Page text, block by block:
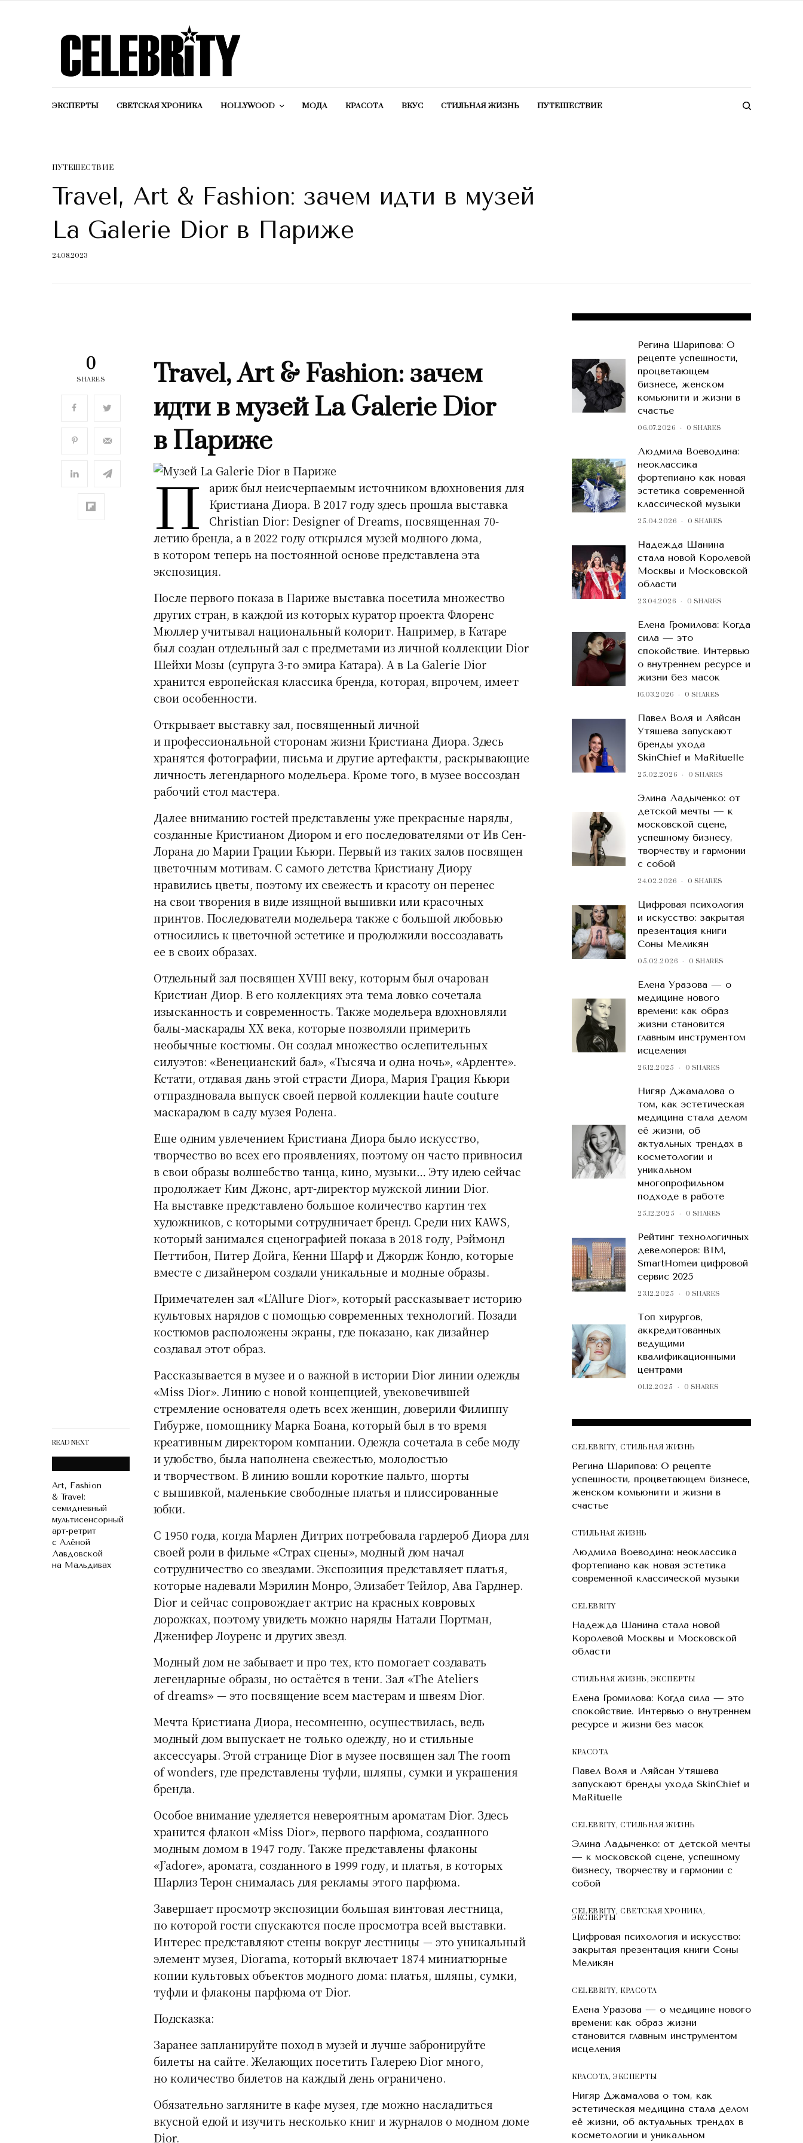
ЭКСПЕРТЫ СВЕТСКАЯ ХРОНИКА HOLLYWOOD МОДА КРАСОТA ВКУС СТИЛЬНАЯ ЖИЗНЬ ПУТЕШЕСТВИЕ
ПУТЕШЕСТВИЕ
Travel, Art & Fashion: зачем идти в музей
La Galerie Dior в Париже
24.08.2023
0
SHARES
READ NEXT
Art, Fashion
& Travel:
семидневный
мультисенсорный
арт-ретрит
с Алёной
Лавдовской
на Мальдивах
Travel, Art & Fashion: зачем
идти в музей La Galerie Dior
в Париже
П
ариж был неисчерпаемым источником вдохновения для
Кристиана Диора. В 2017 году здесь прошла выставка
Christian Dior: Designer of Dreams, посвященная 70-
летию бренда, а в 2022 году открылся музей модного дома,
в котором теперь на постоянной основе представлена эта
экспозиция.
После первого показа в Париже выставка посетила множество
других стран, в каждой из которых куратор проекта Флоренс
Мюллер учитывал национальный колорит. Например, в Катаре
был создан отдельный зал с предметами из личной коллекции Dior
Шейхи Мозы (супруга 3-го эмира Катара). А в La Galerie Dior
хранится европейская классика бренда, которая, впрочем, имеет
свои особенности.
Открывает выставку зал, посвященный личной
и профессиональной сторонам жизни Кристиана Диора. Здесь
хранятся фотографии, письма и другие артефакты, раскрывающие
личность легендарного модельера. Кроме того, в музее воссоздан
рабочий стол мастера.
Далее вниманию гостей представлены уже прекрасные наряды,
созданные Кристианом Диором и его последователями от Ив Сен-
Лорана до Марии Грации Кьюри. Первый из таких залов посвящен
цветочным мотивам. С самого детства Кристиану Диору
нравились цветы, поэтому их свежесть и красоту он перенес
на свои творения в виде изящной вышивки или красочных
принтов. Последователи модельера также с большой любовью
относились к цветочной эстетике и продолжили воссоздавать
ее в своих образах.
Отдельный зал посвящен XVIII веку, которым был очарован
Кристиан Диор. В его коллекциях эта тема ловко сочетала
изысканность и современность. Также модельера вдохновляли
балы-маскарады XX века, которые позволяли примерить
необычные костюмы. Он создал множество ослепительных
силуэтов: «Венецианский бал», «Тысяча и одна ночь», «Арденте».
Кстати, отдавая дань этой страсти Диора, Мария Грация Кьюри
отпраздновала выпуск своей первой коллекции haute couture
маскарадом в саду музея Родена.
Еще одним увлечением Кристиана Диора было искусство,
творчество во всех его проявлениях, поэтому он часто привносил
в свои образы волшебство танца, кино, музыки… Эту идею сейчас
продолжает Ким Джонс, арт-директор мужской линии Dior.
На выставке представлено большое количество картин тех
художников, с которыми сотрудничает бренд. Среди них KAWS,
который занимался сценографией показа в 2018 году, Рэймонд
Петтибон, Питер Дойга, Кенни Шарф и Джордж Кондо, которые
вместе с дизайнером создали уникальные и модные образы.
Примечателен зал «L’Allure Dior», который рассказывает историю
культовых нарядов с помощью современных технологий. Позади
костюмов расположены экраны, где показано, как дизайнер
создавал этот образ.
Рассказывается в музее и о важной в истории Dior линии одежды
«Miss Dior». Линию с новой концепцией, увековечившей
стремление основателя одеть всех женщин, доверили Филиппу
Гибурже, помощнику Марка Боана, который был в то время
креативным директором компании. Одежда сочетала в себе моду
и удобство, была наполнена свежестью, молодостью
и творчеством. В линию вошли короткие пальто, шорты
с вышивкой, маленькие свободные платья и плиссированные
юбки.
С 1950 года, когда Марлен Дитрих потребовала гардероб Диора для
своей роли в фильме «Страх сцены», модный дом начал
сотрудничество со звездами. Экспозиция представляет платья,
которые надевали Мэрилин Монро, Элизабет Тейлор, Ава Гарднер.
Dior и сейчас сопровождает актрис на красных ковровых
дорожках, поэтому увидеть можно наряды Натали Портман,
Дженифер Лоуренс и других звезд.
Модный дом не забывает и про тех, кто помогает создавать
легендарные образы, но остаётся в тени. Зал «The Ateliers
of dreams» — это посвящение всем мастерам и швеям Dior.
Мечта Кристиана Диора, несомненно, осуществилась, ведь
модный дом выпускает не только одежду, но и стильные
аксессуары. Этой странице Dior в музее посвящен зал The room
of wonders, где представлены туфли, шляпы, сумки и украшения
бренда.
Особое внимание уделяется невероятным ароматам Dior. Здесь
хранится флакон «Miss Dior», первого парфюма, созданного
модным домом в 1947 году. Также представлены флаконы
«J’adore», аромата, созданного в 1999 году, и платья, в которых
Шарлиз Терон снималась для рекламы этого парфюма.
Завершает просмотр экспозиции большая винтовая лестница,
по которой гости спускаются после просмотра всей выставки.
Интерес представляют стены вокруг лестницы — это уникальный
элемент музея, Diorama, который включает 1874 миниатюрные
копии культовых объектов модного дома: платья, шляпы, сумки,
туфли и флаконы парфюма от Dior.
Подсказка:
Заранее запланируйте поход в музей и лучше забронируйте
билеты на сайте. Желающих посетить Галерею Dior много,
но количество билетов на каждый день ограничено.
Обязательно загляните в кафе музея, где можно насладиться
вкусной едой и изучить несколько книг и журналов о модном доме
Dior.
Регина Шарипова: О
рецепте успешности,
процветающем
бизнесе, женском
комьюнити и жизни в
счастье
06.07.2026 0 SHARES
Людмила Воеводина:
неоклассика
фортепиано как новая
эстетика современной
классической музыки
25.04.2026 0 SHARES
Надежда Шанина
стала новой Королевой
Москвы и Московской
области
23.04.2026 0 SHARES
Елена Громилова: Когда
сила — это
спокойствие. Интервью
о внутреннем ресурсе и
жизни без масок
16.03.2026 0 SHARES
Павел Воля и Ляйсан
Утяшева запускают
бренды ухода
SkinChief и MaRituelle
25.02.2026 0 SHARES
Элина Ладыченко: от
детской мечты — к
московской сцене,
успешному бизнесу,
творчеству и гармонии
с собой
24.02.2026 0 SHARES
Цифровая психология
и искусство: закрытая
презентация книги
Соны Меликян
05.02.2026 0 SHARES
Елена Уразова — о
медицине нового
времени: как образ
жизни становится
главным инструментом
исцеления
26.12.2025 0 SHARES
Нигяр Джамалова о
том, как эстетическая
медицина стала делом
её жизни, об
актуальных трендах в
косметологии и
уникальном
многопрофильном
подходе в работе
25.12.2025 0 SHARES
Рейтинг технологичных
девелоперов: BIM,
SmartHomeи цифровой
сервис 2025
23.12.2025 0 SHARES
Топ хирургов,
аккредитованных
ведущими
квалификационными
центрами
01.12.2025 0 SHARES
CELEBRITY,СТИЛЬНАЯ ЖИЗНЬ
Регина Шарипова: О рецепте
успешности, процветающем бизнесе,
женском комьюнити и жизни в
счастье
СТИЛЬНАЯ ЖИЗНЬ
Людмила Воеводина: неоклассика
фортепиано как новая эстетика
современной классической музыки
CELEBRITY
Надежда Шанина стала новой
Королевой Москвы и Московской
области
СТИЛЬНАЯ ЖИЗНЬ, ЭКСПЕРТЫ
Елена Громилова: Когда сила — это
спокойствие. Интервью о внутреннем
ресурсе и жизни без масок
КРАСОТA
Павел Воля и Ляйсан Утяшева
запускают бренды ухода SkinChief и
MaRituelle
CELEBRITY,СТИЛЬНАЯ ЖИЗНЬ
Элина Ладыченко: от детской мечты
— к московской сцене, успешному
бизнесу, творчеству и гармонии с
собой
CELEBRITY,СВЕТСКАЯ ХРОНИКА,
ЭКСПЕРТЫ
Цифровая психология и искусство:
закрытая презентация книги Соны
Меликян
CELEBRITY, КРАСОТA
Елена Уразова — о медицине нового
времени: как образ жизни
становится главным инструментом
исцеления
КРАСОТA, ЭКСПЕРТЫ
Нигяр Джамалова о том, как
эстетическая медицина стала делом
её жизни, об актуальных трендах в
косметологии и уникальном